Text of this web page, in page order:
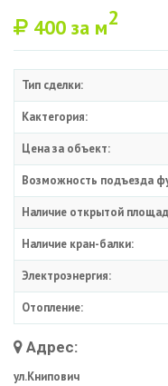
400 за м2
Тип сделки:
Кактегория:
Цена за объект:
Возможность подъезда
Наличие открытой
Наличие кран-балки:
Электроэнергия:
Отопление:
Адрес:
ул.Книпович